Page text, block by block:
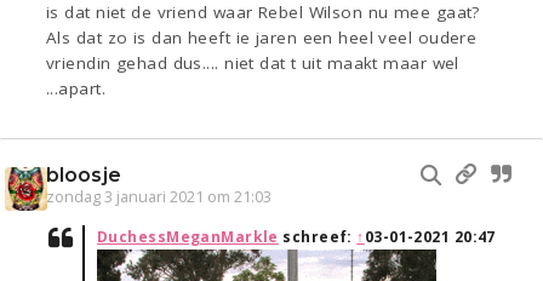
is dat niet de vriend waar Rebel Wilson nu mee gaat?
Als dat zo is dan heeft ie jaren een heel veel oudere
vriendin gehad dus.... niet dat t uit maakt maar wel
...apart.
bloosje
zondag 3 januari 2021 om 21:03
DuchessMeganMarkle schreef: ↑03-01-2021 20:47